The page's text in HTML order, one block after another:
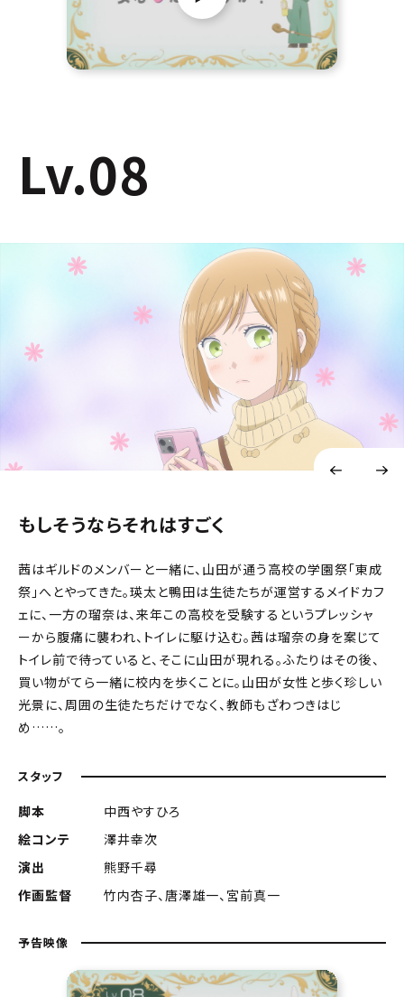
Lv.08
もしそうならそれはすごく
茜はギルドのメンバーと一緒に、山田が通う高校の学園祭「東成
祭」へとやってきた。瑛太と鴨田は生徒たちが運営するメイドカフ
ェに、一方の瑠奈は、来年この高校を受験するというプレッシャ
ーから腹痛に襲われ、トイレに駆け込む。茜は瑠奈の身を案じて
トイレ前で待っていると、そこに山田が現れる。ふたりはその後、
買い物がてら一緒に校内を歩くことに。山田が女性と歩く珍しい
光景に、周囲の生徒たちだけでなく、教師もざわつきはじ
め……。
スタッフ
脚本
中西やすひろ
絵コンテ
澤井幸次
演出
熊野千尋
作画監督
竹内杏子、唐澤雄一、宮前真一
予告映像